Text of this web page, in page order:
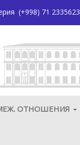
(+998) 71 2335623
ОТНОШЕНИЯ